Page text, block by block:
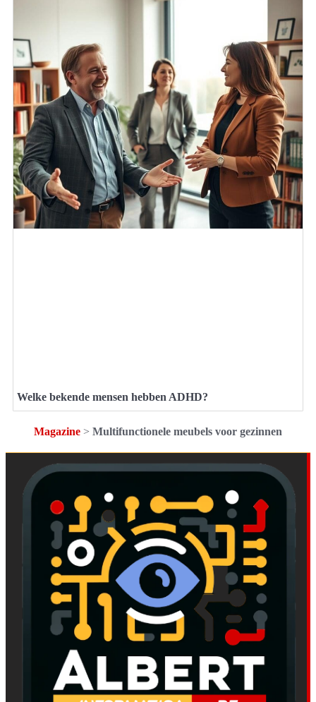
Welke bekende mensen hebben ADHD?
Magazine > Multifunctionele meubels voor gezinnen